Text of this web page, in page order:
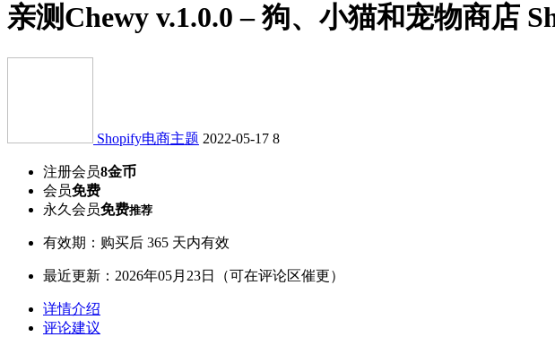
亲测Chewy v.1.0.0 – 狗、小猫和宠物商店
Shopify电商主题 2022-05-17 8
注册会员8金币
会员免费
永久会员免费推荐
有效期：购买后 365 天内有效
最近更新：2026年05月23日（可在评论区催更）
详情介绍
评论建议